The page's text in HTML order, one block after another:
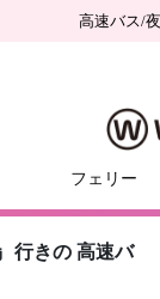
高速バス/
フェリー
行きの 高速バ